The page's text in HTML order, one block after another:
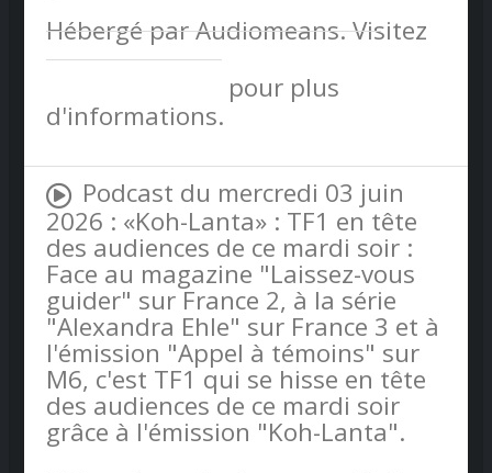
Hébergé par Audiomeans. Visitez
audiomeans.fr/politique-de-
pour plus
d'informations.
Podcast du mercredi 03 juin
2026 : «Koh-Lanta» : TF1 en tête
des audiences de ce mardi soir :
Face au magazine "Laissez-vous
guider" sur France 2, à la série
"Alexandra Ehle" sur France 3 et à
l'émission "Appel à témoins" sur
M6, c'est TF1 qui se hisse en tête
des audiences de ce mardi soir
grâce à l'émission "Koh-Lanta".